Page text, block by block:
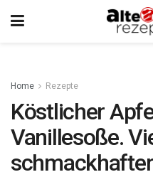
Home Rezepte
Köstlicher
Vanillesoße.